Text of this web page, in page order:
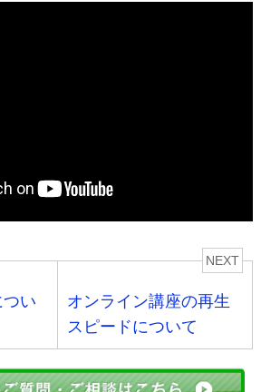
い
NEXT
オンライン講座の再生
スピードについて